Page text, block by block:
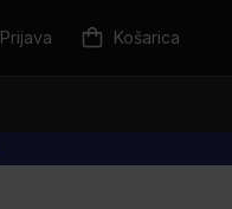
Prijava Košarica